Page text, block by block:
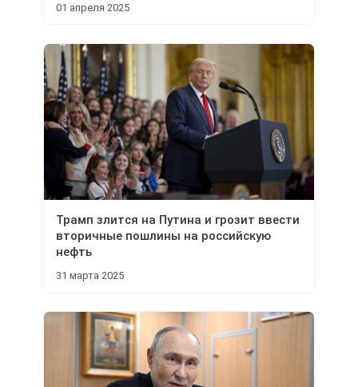
01 апреля 2025
Трамп злится на Путина и грозит ввести
вторичные пошлины на российскую
нефть
31 марта 2025